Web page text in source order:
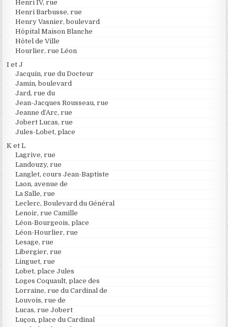
Henri IV, rue
Henri Barbusse, rue
Henry Vasnier, boulevard
Hôpital Maison Blanche
Hôtel de Ville
Hourlier, rue Léon
I et J
Jacquin, rue du Docteur
Jamin, boulevard
Jard, rue du
Jean-Jacques Rousseau, rue
Jeanne d’Arc, rue
Jobert Lucas, rue
Jules-Lobet, place
K et L
Lagrive, rue
Landouzy, rue
Langlet, cours Jean-Baptiste
Laon, avenue de
La Salle, rue
Leclerc, Boulevard du Général
Lenoir, rue Camille
Léon-Bourgeois, place
Léon-Hourlier, rue
Lesage, rue
Libergier, rue
Linguet, rue
Lobet, place Jules
Loges Coquault, place des
Lorraine, rue du Cardinal de
Louvois, rue de
Lucas, rue Jobert
Luçon, place du Cardinal